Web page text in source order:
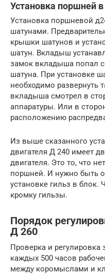
Установка поршней
Установка поршневой
шатунами.
крышки шатунов и
шатун. Вкладыш
замок вкладыша попал
шатуна. При установке
необходимо развернуть
вкладыша смотрел в
аппаратуры. Или в
расположению
Из выше сказанного
двигателя Д 240 имеет
двигателя. Это то, что
поршней. И нужно быть
установке гильз в
кромку гильзы.
Порядок
Д 260
Проверка и регулировка
каждых 500 часов
между коромыслами и